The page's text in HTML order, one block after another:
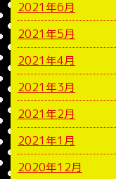
2021年6月
2021年5月
2021年4月
2021年3月
2021年2月
2021年1月
2020年12月